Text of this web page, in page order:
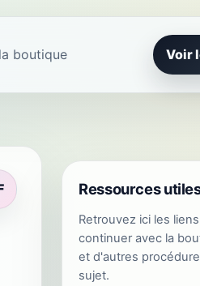
boutique Voir
Ressources
Retrouvez ici les
continuer avec la
et d'autres
sujet.